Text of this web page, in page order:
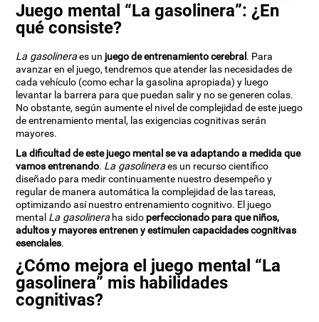
Juego mental “La gasolinera”: ¿En
qué consiste?
La gasolineraes un juego de entrenamiento cerebral. Para
avanzar en el juego, tendremos que atender las necesidades de
cada vehículo (como echar la gasolina apropiada) y luego
levantar la barrera para que puedan salir y no se generen colas.
No obstante, según aumente el nivel de complejidad de este juego
de entrenamiento mental, las exigencias cognitivas serán
mayores.
La dificultad de este juego mental se va adaptando a medida que
vamos entrenando. La gasolineraes un recurso científico
diseñado para medir continuamente nuestro desempeño y
regular de manera automática la complejidad de las tareas,
optimizando así nuestro entrenamiento cognitivo. El juego
mental La gasolineraha sido perfeccionado para que niños,
adultos y mayores entrenen y estimulen capacidades cognitivas
esenciales.
¿Cómo mejora el juego mental “La
gasolinera” mis habilidades
cognitivas?